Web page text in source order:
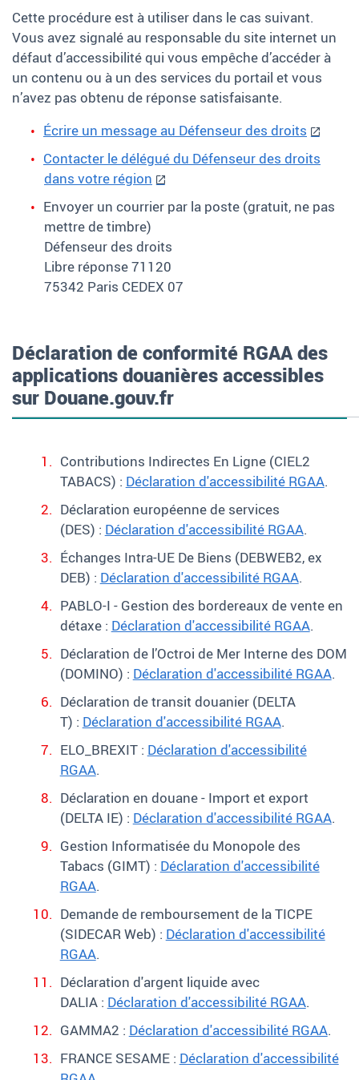
Cette procédure est à utiliser dans le cas suivant.
Vous avez signalé au responsable du site internet un
défaut d’accessibilité qui vous empêche d’accéder à
un contenu ou à un des services du portail et vous
n’avez pas obtenu de réponse satisfaisante.
Écrire un message au Défenseur des droits
Contacter le délégué du Défenseur des droits
dans votre région
Envoyer un courrier par la poste (gratuit, ne pas
mettre de timbre)
Défenseur des droits
Libre réponse 71120
75342 Paris CEDEX 07
Déclaration de conformité RGAA des
applications douanières accessibles
sur Douane.gouv.fr
Contributions Indirectes En Ligne (CIEL2
TABACS) : Déclaration d'accessibilité RGAA.
Déclaration européenne de services
(DES) : Déclaration d'accessibilité RGAA.
Échanges Intra-UE De Biens (DEBWEB2, ex
DEB) : Déclaration d'accessibilité RGAA.
PABLO-I - Gestion des bordereaux de vente en
détaxe : Déclaration d'accessibilité RGAA.
Déclaration de l’Octroi de Mer Interne des DOM
(DOMINO) : Déclaration d'accessibilité RGAA.
Déclaration de transit douanier (DELTA
T) : Déclaration d'accessibilité RGAA.
ELO_BREXIT : Déclaration d'accessibilité
RGAA.
Déclaration en douane - Import et export
(DELTA IE) : Déclaration d'accessibilité RGAA.
Gestion Informatisée du Monopole des
Tabacs (GIMT) : Déclaration d'accessibilité
RGAA.
Demande de remboursement de la TICPE
(SIDECAR Web) : Déclaration d'accessibilité
RGAA.
Déclaration d'argent liquide avec
DALIA : Déclaration d'accessibilité RGAA.
GAMMA2 : Déclaration d'accessibilité RGAA.
FRANCE SESAME : Déclaration d'accessibilité